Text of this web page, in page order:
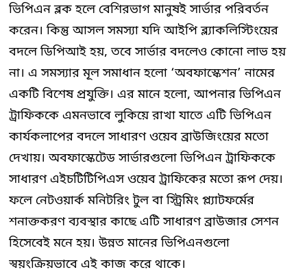
ভিপিএন ব্লক হলে বেশিরভাগ মানুষই সার্ভার পরিবর্তন
করেন। কিন্তু আসল সমস্যা যদি আইপি ব্ল্যাকলিস্টিংয়ের
বদলে ডিপিআই হয়, তবে সার্ভার বদলেও কোনো লাভ হয়
না। এ সমস্যার মূল সমাধান হলো ‘অবফাস্কেশন’ নামের
একটি বিশেষ প্রযুক্তি। এর মানে হলো, আপনার ভিপিএন
ট্রাফিককে এমনভাবে লুকিয়ে রাখা যাতে এটি ভিপিএন
কার্যকলাপের বদলে সাধারণ ওয়েব ব্রাউজিংয়ের মতো
দেখায়। অবফাস্কেটেড সার্ভারগুলো ভিপিএন ট্রাফিককে
সাধারণ এইচটিটিপিএস ওয়েব ট্রাফিকের মতো রূপ দেয়।
ফলে নেটওয়ার্ক মনিটরিং টুল বা স্ট্রিমিং প্ল্যাটফর্মের
শনাক্তকরণ ব্যবস্থার কাছে এটি সাধারণ ব্রাউজার সেশন
হিসেবেই মনে হয়। উন্নত মানের ভিপিএনগুলো
স্বয়ংক্রিয়ভাবে এই কাজ করে থাকে।